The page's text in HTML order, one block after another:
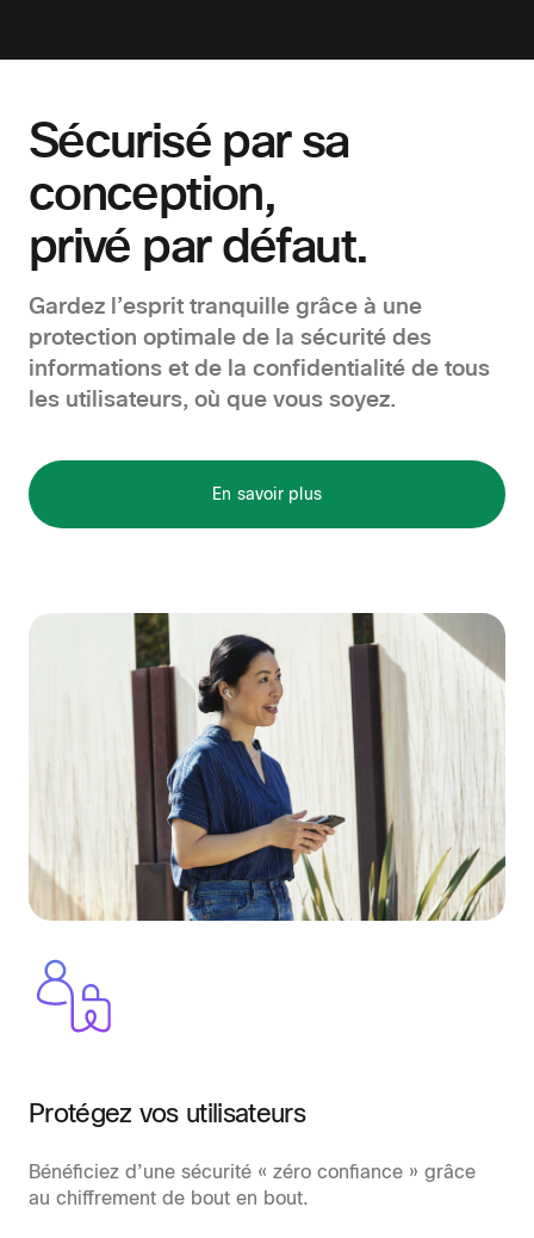
Sécurisé par sa
conception,
privé par défaut.
Gardez l’esprit tranquille grâce à une
protection optimale de la sécurité des
informations et de la confidentialité de tous
les utilisateurs, où que vous soyez.
En savoir plus
Protégez vos utilisateurs
Bénéficiez d’une sécurité « zéro confiance » grâce
au chiffrement de bout en bout.